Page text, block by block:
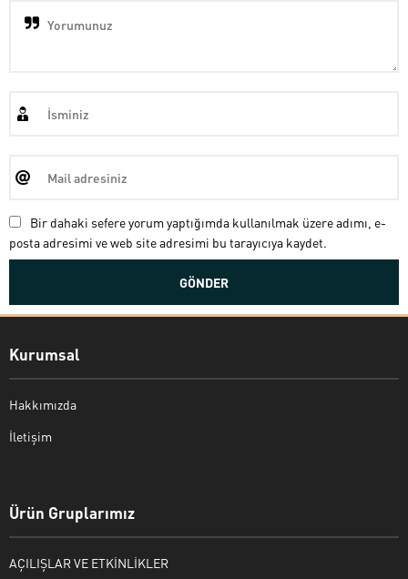
Bir dahaki sefere yorum yaptığımda kullanılmak üzere adımı, e-
posta adresimi ve web site adresimi bu tarayıcıya kaydet.
Kurumsal
Hakkımızda
İletişim
Ürün Gruplarımız
AÇILIŞLAR VE ETKİNLİKLER